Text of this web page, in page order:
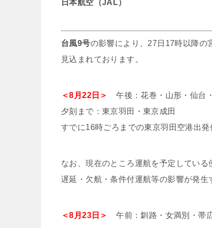
日本航空（JAL）
台風9号の影響により、27日17時以降の
見込まれております。
＜8月22日＞
午後：花巻・山形・仙台
夕刻まで：東京羽田・東京成田
すでに16時ごろまでの東京羽田空港出
なお、現在のところ運航を予定してい
遅延・欠航・条件付運航等の影響が発生
＜8月23日＞ 午前：釧路・女満別・帯